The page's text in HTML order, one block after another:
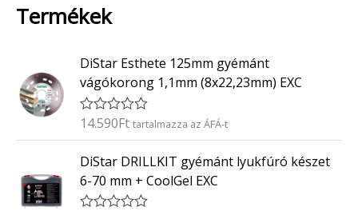
Termékek
DiStar Esthete 125mm gyémánt
vágókorong 1,1mm (8x22,23mm) EXC
É
é
k
e
l
14.590Ft tartalmazza az ÁFÁ-t
DiStar DRILLKIT gyémánt lyukfúró készet
6-70 mm + CoolGel EXC